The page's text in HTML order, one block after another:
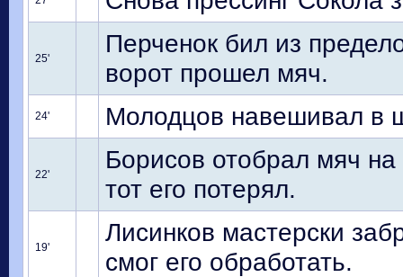
25'
Перченок бил из
ворот прошел мяч.
24' Молодцов навешивал в
22'
Борисов отобрал мяч
тот его потерял.
19'
Лисинков мастерски
смог его обработать.